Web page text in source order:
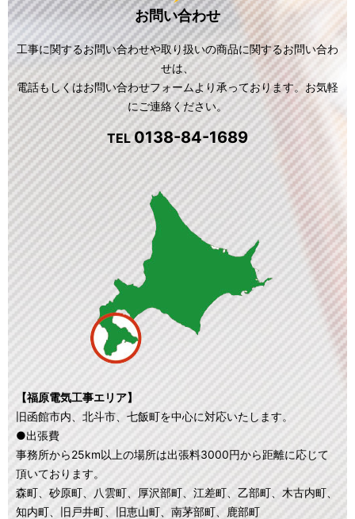
お問い合わせ
工事に関するお問い合わせや取り扱いの商品に関するお問い合わ
せは、
電話もしくはお問い合わせフォームより承っております。お気軽
にご連絡ください。
TEL0138-84-1689
【福原電気工事エリア】
旧函館市内、北斗市、七飯町を中心に対応いたします。
●出張費
事務所から25km以上の場所は出張料3000円から距離に応じて
頂いております。
森町、砂原町、八雲町、厚沢部町、江差町、乙部町、木古内町、
知内町、旧戸井町、旧恵山町、南茅部町、鹿部町